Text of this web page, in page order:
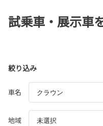
試乗車・展示車
絞り込み
車名
地域